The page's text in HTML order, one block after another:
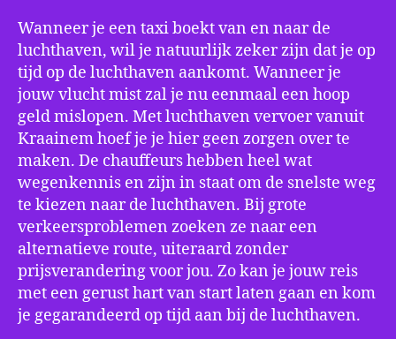
Wanneer je een taxi boekt van en naar de
luchthaven, wil je natuurlijk zeker zijn dat je op
tijd op de luchthaven aankomt. Wanneer je
jouw vlucht mist zal je nu eenmaal een hoop
geld mislopen. Met luchthaven vervoer vanuit
Kraainem hoef je je hier geen zorgen over te
maken. De chauffeurs hebben heel wat
wegenkennis en zijn in staat om de snelste weg
te kiezen naar de luchthaven. Bij grote
verkeersproblemen zoeken ze naar een
alternatieve route, uiteraard zonder
prijsverandering voor jou. Zo kan je jouw reis
met een gerust hart van start laten gaan en kom
je gegarandeerd op tijd aan bij de luchthaven.